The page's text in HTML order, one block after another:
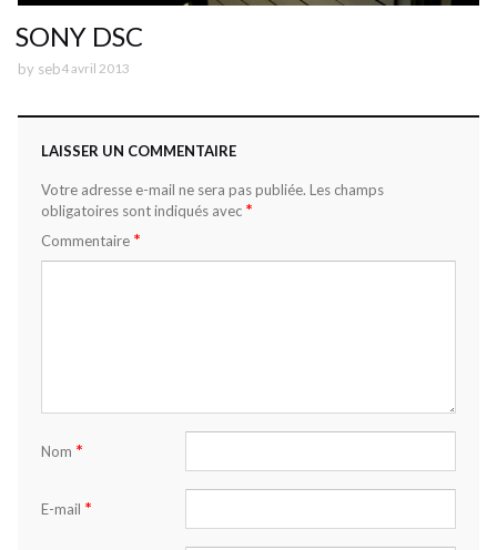
SONY DSC
by seb4 avril 2013
LAISSER UN COMMENTAIRE
Votre adresse e-mail ne sera pas publiée. Les champs
obligatoires sont indiqués avec *
Commentaire *
Nom *
E-mail *